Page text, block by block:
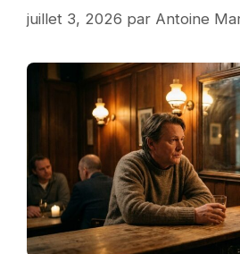
juillet 3, 2026 par Antoine